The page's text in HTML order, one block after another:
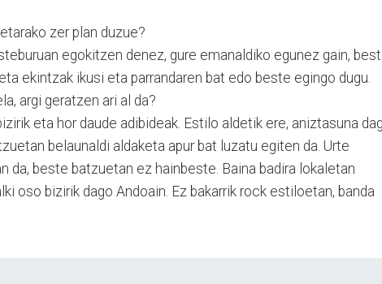
zer plan duzue?
egokitzen denez, gure emanaldiko egunez gain,
ekintzak ikusi eta parrandaren bat edo beste egingo dugu.
argi geratzen ari al da?
eta hor daude adibideak. Estilo aldetik ere, aniztasuna
belaunaldi aldaketa apur bat luzatu egiten da. Urte
da, beste batzuetan ez hainbeste. Baina badira lokaletan
oso bizirik dago Andoain. Ez bakarrik rock estiloetan, banda